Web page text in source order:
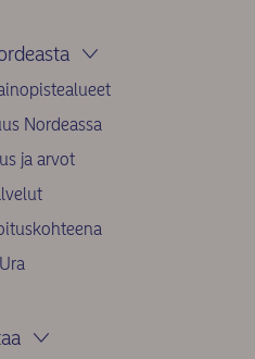
Nordeassa
ja arvot
Ura